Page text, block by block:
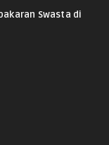
Swasta di